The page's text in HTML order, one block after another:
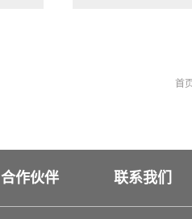
首页
合作伙伴 联系我们